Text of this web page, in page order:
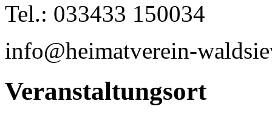
Tel.: 033433 150034
info@heimatverein-
Veranstaltungsort